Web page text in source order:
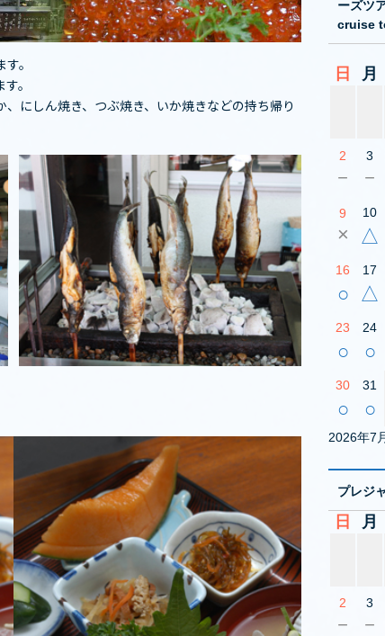
。
。
にしん焼き、つぶ焼き、いか焼きなどの持ち帰り
ーズツ
cruise
日
月
2
－
3
－
9
×
10
△
16
○
17
△
23
○
24
○
30
○
31
○
2026年7
プレジ
日 月
2
－
3
－